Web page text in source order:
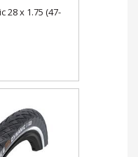
28 x 1.75 (47-